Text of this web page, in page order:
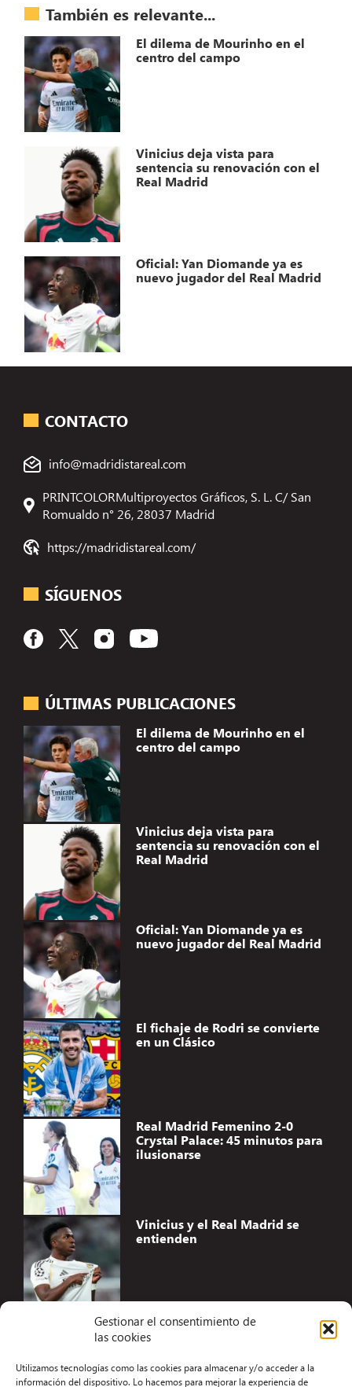
Gestionar el consentimiento de
las cookies
Utilizamos tecnologías como las cookies para almacenar y/o acceder a la
información del dispositivo. Lo hacemos para mejorar la experiencia de
También es relevante...
El dilema de Mourinho en el
centro del campo
Vinicius deja vista para
sentencia su renovación con el
Real Madrid
Oficial: Yan Diomande ya es
nuevo jugador del Real Madrid
ÚLTIMAS PUBLICACIONES
El dilema de Mourinho en el
centro del campo
Vinicius deja vista para
sentencia su renovación con el
Real Madrid
Oficial: Yan Diomande ya es
nuevo jugador del Real Madrid
El fichaje de Rodri se convierte
en un Clásico
Real Madrid Femenino 2-0
Crystal Palace: 45 minutos para
ilusionarse
Vinicius y el Real Madrid se
entienden
CONTACTO
info@madridistareal.com
PRINTCOLORMultiproyectos Gráficos, S. L. C/ San
Romualdo n° 26, 28037 Madrid
https://madridistareal.com/
SÍGUENOS
Aviso Legal